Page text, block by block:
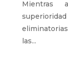
Mientras
las...